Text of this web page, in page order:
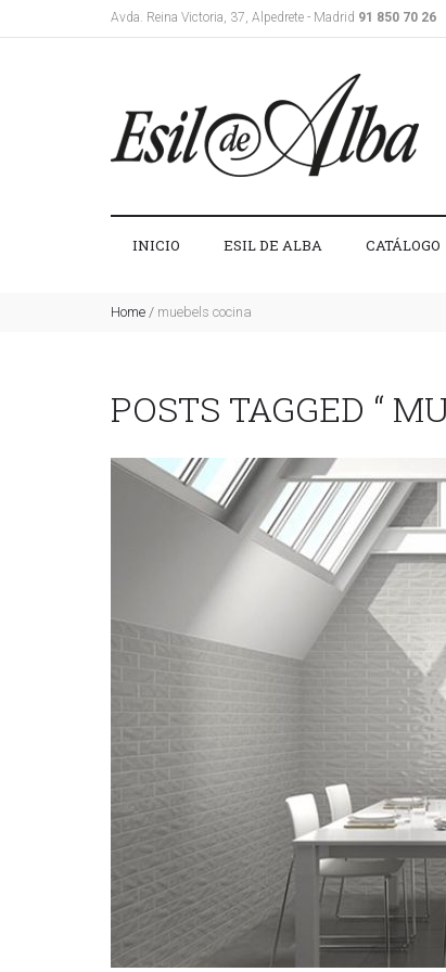
Avda. Reina Victoria, 37, Alpedrete - Madrid 91 850 70 26
INICIO ESIL DE ALBA CATÁLOGO
Home / muebels cocina
POSTS TAGGED “